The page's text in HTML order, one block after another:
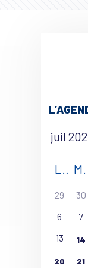
L M
29 30
6 7
13 14
20 21